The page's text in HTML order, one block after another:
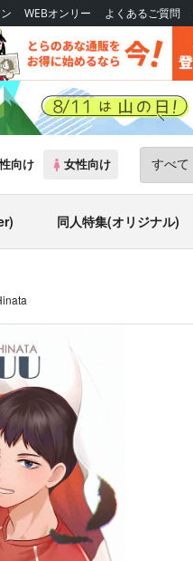
WEBオンリー よくあるご質問
向け 女性向け
同人特集(オリジナル)